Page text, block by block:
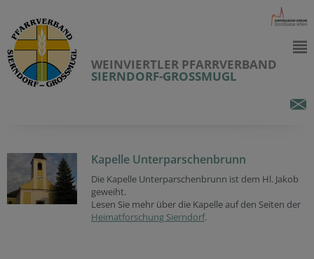
WEINVIERTLER PFARRVERBAND
SIERNDORF-GROSSMUGL
Kapelle Unterparschenbrunn
Die Kapelle Unterparschenbrunn ist dem Hl. Jakob
geweiht.
Lesen Sie mehr über die Kapelle auf den Seiten der
Heimatforschung Sierndorf.